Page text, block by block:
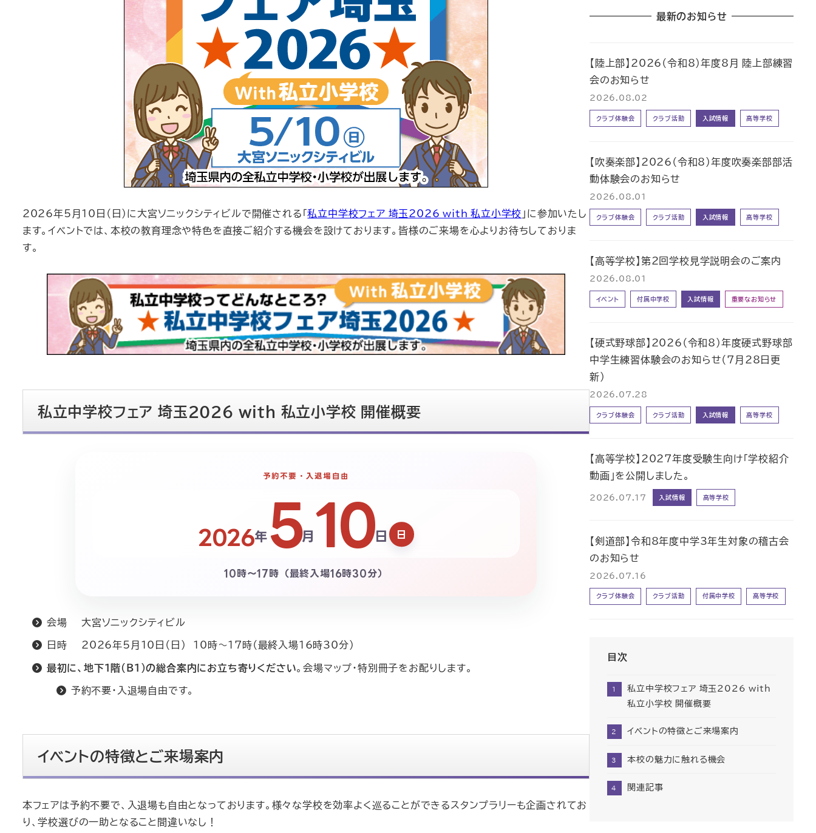
2026年5月10日（日）に大宮ソニックシティビルで開催される「私立中学校フェア 埼玉2026 with 私立小学校 」に参加いたし
ます。イベントでは、本校の教育理念や特色を直接ご紹介する機会を設けております。皆様のご来場を心よりお待ちしておりま
す。
私立中学校フェア 埼玉2026 with 私立小学校 開催概要
予約不要・入退場自由
2026年 5月 10日 日
10時～17時（最終入場16時30分）
会場 大宮ソニックシティビル
日時 2026年5月10日（日） 10時～17時（最終入場16時30分）
最初に、地下１階（B1）の総合案内にお立ち寄りください。会場マップ・特別冊子をお配りします。
予約不要・入退場自由です。
イベントの特徴とご来場案内
本フェアは予約不要で、入退場も自由となっております。様々な学校を効率よく巡ることができるスタンプラリーも企画されてお
り、学校選びの一助となること間違いなし！
最新のお知らせ
【陸上部】2026（令和8）年度8月 陸上部練習
会のお知らせ
2026.08.02
クラブ体験会 クラブ活動 入試情報 高等学校
【吹奏楽部】2026（令和8）年度吹奏楽部部活
動体験会のお知らせ
2026.08.01
クラブ体験会 クラブ活動 入試情報 高等学校
【高等学校】第2回学校見学説明会のご案内
2026.08.01
イベント 付属中学校 入試情報 重要なお知らせ
【硬式野球部】2026（令和8）年度硬式野球部
中学生練習体験会のお知らせ（7月28日更
新）
2026.07.28
クラブ体験会 クラブ活動 入試情報 高等学校
【高等学校】2027年度受験生向け「学校紹介
動画」を公開しました。
2026.07.17 入試情報 高等学校
【剣道部】令和8年度中学3年生対象の稽古会
のお知らせ
2026.07.16
クラブ体験会 クラブ活動 付属中学校 高等学校
目次
私立中学校フェア 埼玉2026 with
私立小学校 開催概要
イベントの特徴とご来場案内
本校の魅力に触れる機会
関連記事